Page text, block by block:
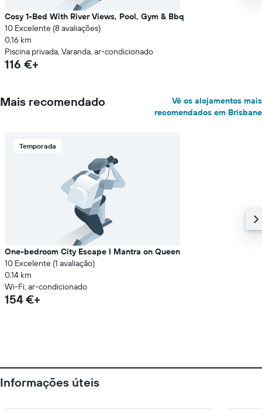
Cosy 1-Bed With River Views, Pool, Gym & Bbq
10 Excelente (8 avaliações)
0,16 km
Piscina privada, Varanda, ar-condicionado
116 €+
Mais recomendado
Vê os alojamentos mais
recomendados em Brisbane
Temporada
One-bedroom City Escape I Mantra on Queen
10 Excelente (1 avaliação)
0,14 km
Wi-Fi, ar-condicionado
154 €+
Informações úteis